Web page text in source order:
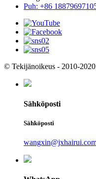
Puh: +86
© Tekijänoikeus - 2010-
Sähköposti
Sähköposti